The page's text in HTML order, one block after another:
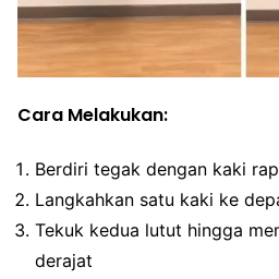
Cara Melakukan:
Berdiri tegak dengan kaki
Langkahkan satu kaki ke
Tekuk kedua lutut hingga
derajat